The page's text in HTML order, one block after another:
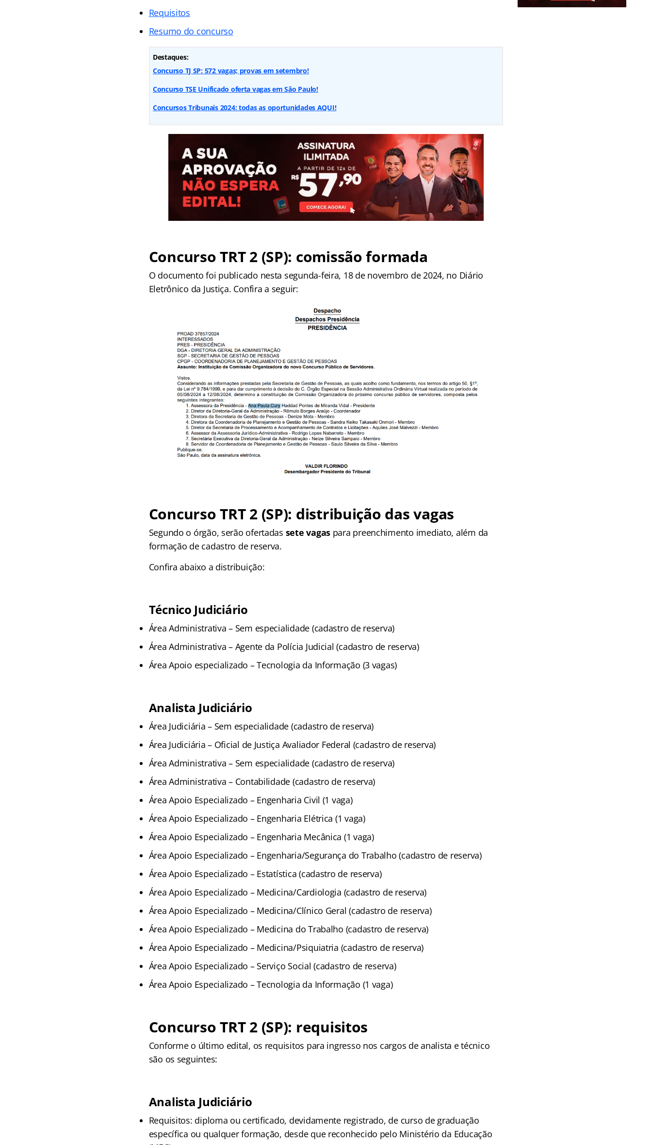
Requisitos
Resumo do concurso
Destaques:
Concurso TJ SP: 572 vagas; provas em setembro!
Concurso TSE Unificado oferta vagas em São Paulo!
Concursos Tribunais 2024: todas as oportunidades AQUI!
Concurso TRT 2 (SP): comissão formada
O documento foi publicado nesta segunda-feira, 18 de novembro de 2024, no Diário
Eletrônico da Justiça. Confira a seguir:
Concurso TRT 2 (SP): distribuição das vagas
Segundo o órgão, serão ofertadas sete vagas para preenchimento imediato, além da
formação de cadastro de reserva.
Confira abaixo a distribuição:
Técnico Judiciário
Área Administrativa – Sem especialidade (cadastro de reserva)
Área Administrativa – Agente da Polícia Judicial (cadastro de reserva)
Área Apoio especializado – Tecnologia da Informação (3 vagas)
Analista Judiciário
Área Judiciária – Sem especialidade (cadastro de reserva)
Área Judiciária – Oficial de Justiça Avaliador Federal (cadastro de reserva)
Área Administrativa – Sem especialidade (cadastro de reserva)
Área Administrativa – Contabilidade (cadastro de reserva)
Área Apoio Especializado – Engenharia Civil (1 vaga)
Área Apoio Especializado – Engenharia Elétrica (1 vaga)
Área Apoio Especializado – Engenharia Mecânica (1 vaga)
Área Apoio Especializado – Engenharia/Segurança do Trabalho (cadastro de reserva)
Área Apoio Especializado – Estatística (cadastro de reserva)
Área Apoio Especializado – Medicina/Cardiologia (cadastro de reserva)
Área Apoio Especializado – Medicina/Clínico Geral (cadastro de reserva)
Área Apoio Especializado – Medicina do Trabalho (cadastro de reserva)
Área Apoio Especializado – Medicina/Psiquiatria (cadastro de reserva)
Área Apoio Especializado – Serviço Social (cadastro de reserva)
Área Apoio Especializado – Tecnologia da Informação (1 vaga)
Concurso TRT 2 (SP): requisitos
Conforme o último edital, os requisitos para ingresso nos cargos de analista e técnico
são os seguintes:
Analista Judiciário
Requisitos: diploma ou certificado, devidamente registrado, de curso de graduação
específica ou qualquer formação, desde que reconhecido pelo Ministério da Educação